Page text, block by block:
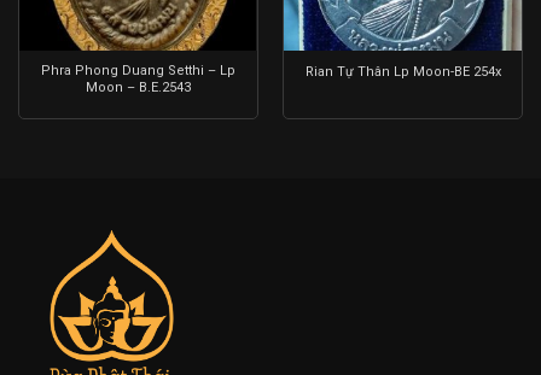
Phra Phong Duang Setthi – Lp
Moon – B.E.2543
Rian Tự Thân Lp Moon-BE 254x